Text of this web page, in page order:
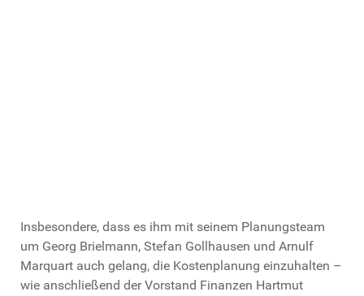
Insbesondere, dass es ihm mit seinem Planungsteam
um Georg Brielmann, Stefan Gollhausen und Arnulf
Marquart auch gelang, die Kostenplanung einzuhalten –
wie anschließend der Vorstand Finanzen Hartmut